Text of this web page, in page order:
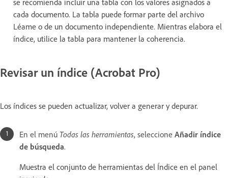
cada documento. La tabla puede formar parte del archivo
Léame o de un documento independiente. Mientras elabora el
índice, utilice la tabla para mantener la coherencia.
Revisar un índice (Acrobat Pro)
Los índices se pueden actualizar, volver a generar y depurar.
En el menú Todas las herramientas, seleccione Añadir índice
de búsqueda.
Muestra el conjunto de herramientas del Índice en el panel